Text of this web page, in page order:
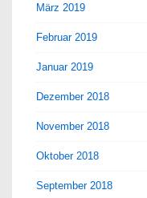
März 2019
Februar 2019
Januar 2019
Dezember 2018
November 2018
Oktober 2018
September 2018